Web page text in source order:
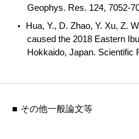
Geophys. Res. 124, 7052-
Hua, Y., D. Zhao, Y. Xu, Z.
caused the 2018 Eastern
Hokkaido, Japan. Scientific
その他一般論文等